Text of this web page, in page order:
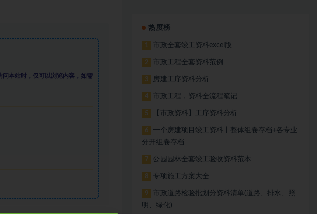
问本站时，仅可以浏览内容，如需
热度榜
1 市政全套竣工资料excel版
2 市政工程全套资料范例
3 房建工序资料分析
4 市政工程，资料全流程笔记
5 【市政资料】工序资料分析
6
一个房建项目竣工资料丨整体组卷存档+各专业
分开组卷存档
7 公园园林全套竣工验收资料范本
8 专项施工方案大全
9
市政道路检验批划分资料清单(道路、排水、照
明、绿化)